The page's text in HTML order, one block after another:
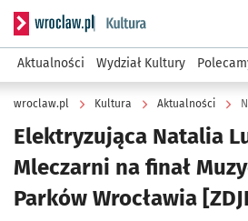
Serwis informacyjny wroclaw.pl
Aktualności Wydział Kultury
wroclaw.pl Kultura Aktualności
Elektryzująca Natalia
Mleczarni na finał
Parków Wrocławia